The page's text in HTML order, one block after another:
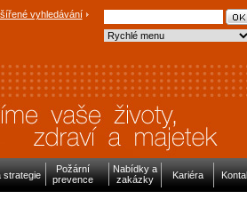
vyhledávání
strategie
Požární
prevence
Nabídky a
zakázky
Kariéra